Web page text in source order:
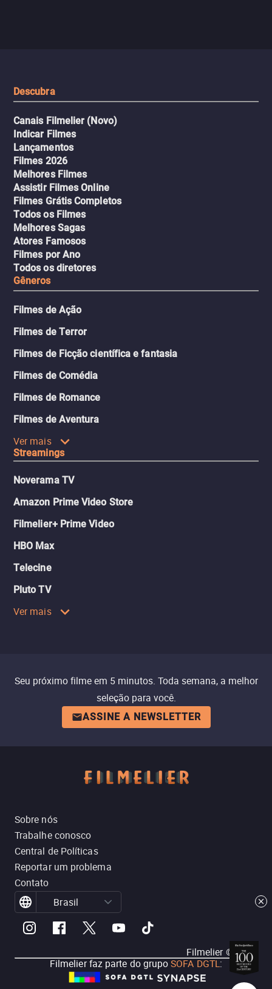
Descubra
Canais Filmelier (Novo)
Indicar Filmes
Lançamentos
Filmes 2026
Melhores Filmes
Assistir Filmes Online
Filmes Grátis Completos
Todos os Filmes
Melhores Sagas
Atores Famosos
Filmes por Ano
Todos os diretores
Gêneros
Filmes de Ação
Filmes de Terror
Filmes de Ficção científica e fantasia
Filmes de Comédia
Filmes de Romance
Filmes de Aventura
Ver mais
Streamings
Noverama TV
Amazon Prime Video Store
Filmelier+ Prime Video
HBO Max
Telecine
Pluto TV
Ver mais
Seu próximo filme em 5 minutos. Toda semana, a melhor
seleção para você.
ASSINE A NEWSLETTER
Sobre nós
Trabalhe conosco
Central de Políticas
Reportar um problema
Contato
Brasil
Filmelier ©2026
Filmelier faz parte do grupoSOFA DGTL: